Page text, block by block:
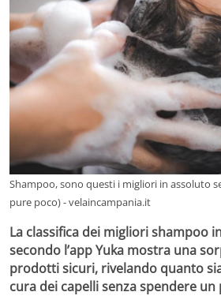
Shampoo, sono questi i migliori in assoluto
pure poco) - velaincampania.it
La classifica dei migliori shampoo
secondo l’app Yuka mostra una
prodotti sicuri, rivelando quanto
cura dei capelli senza spendere